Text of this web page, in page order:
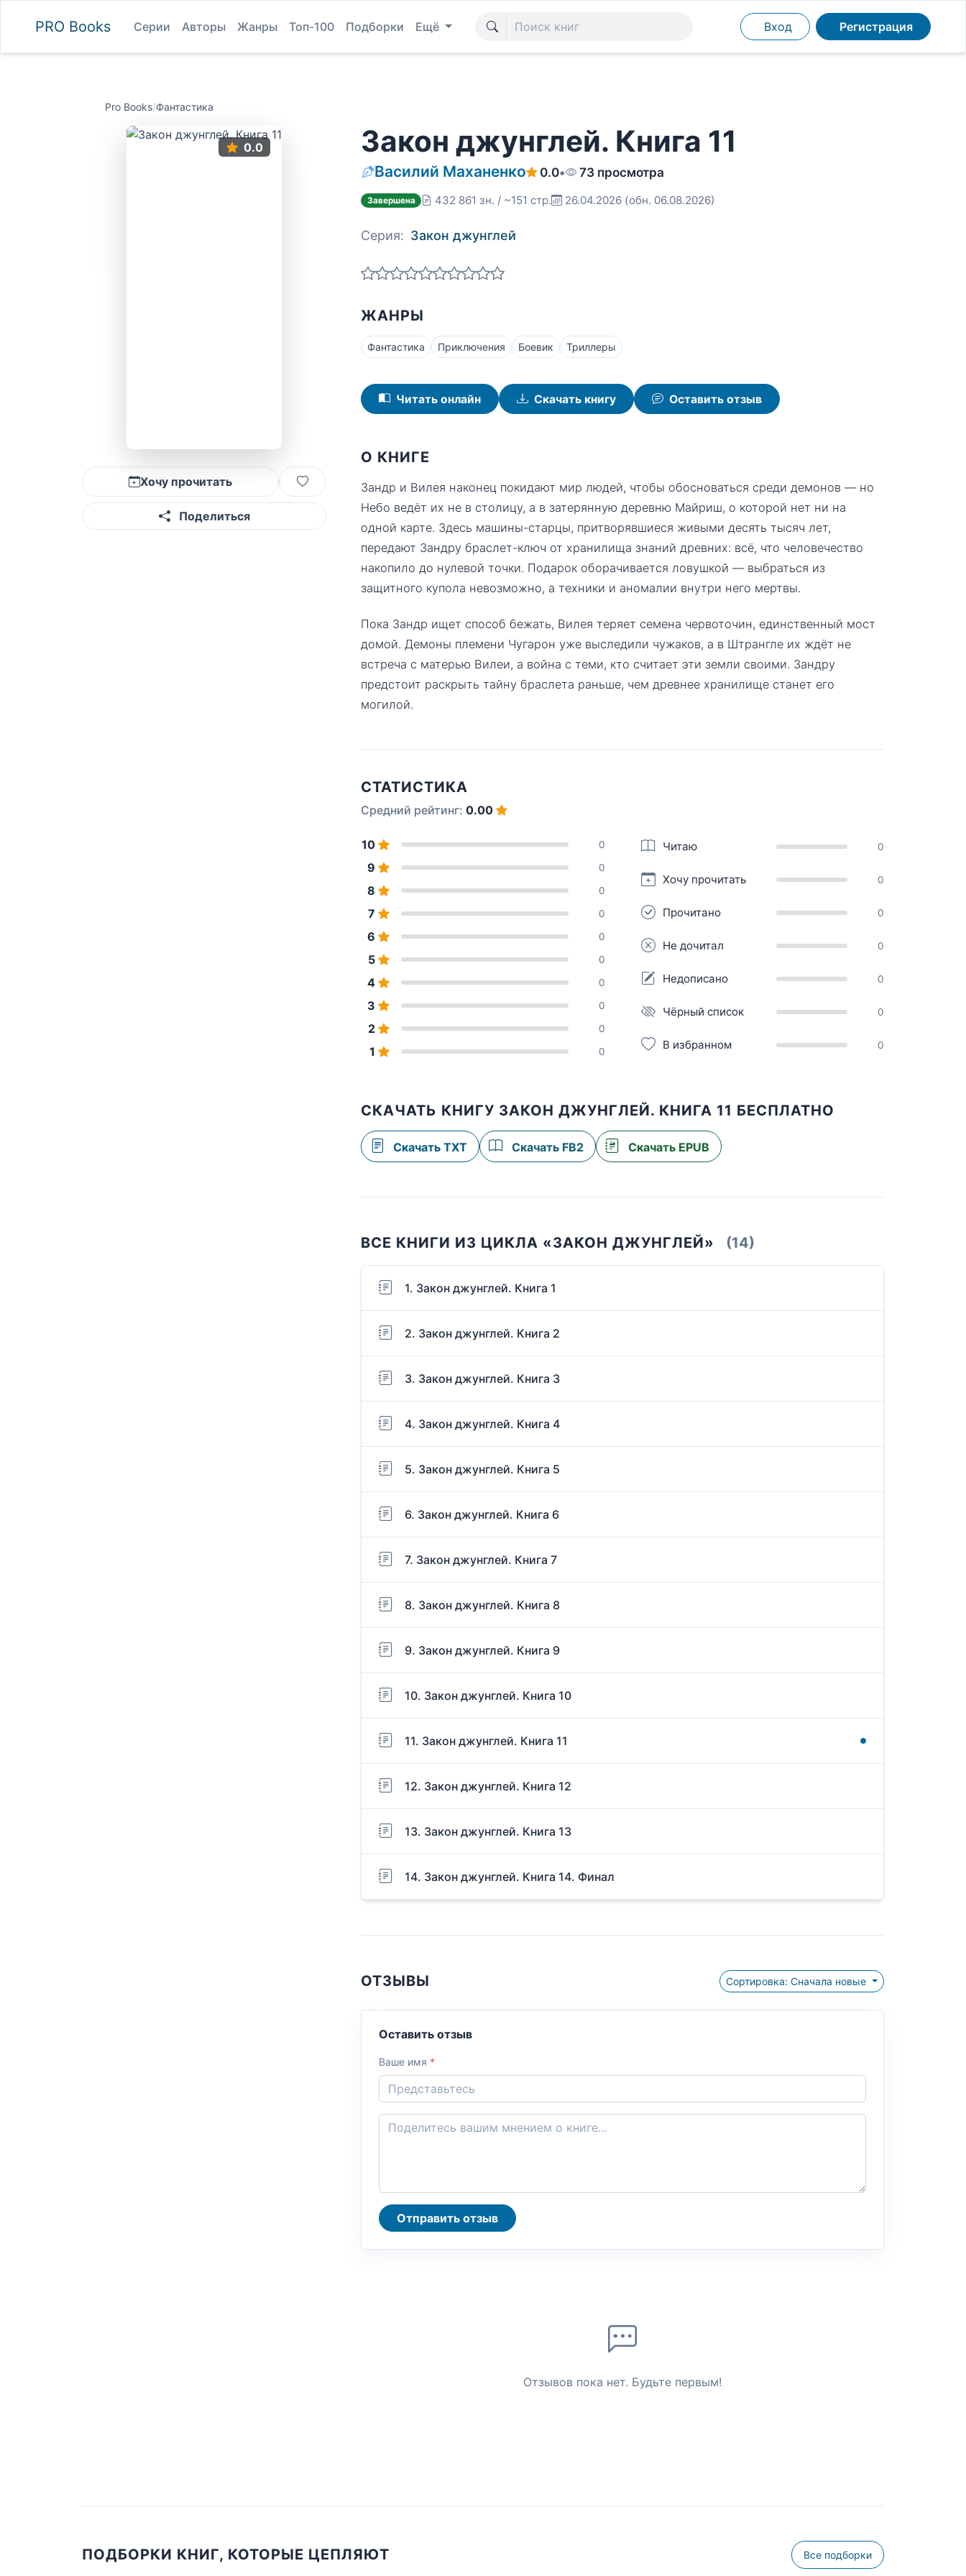
PRO Books Серии Авторы Жанры Топ-100 Подборки Ещё Вход Регистрация
Pro Books/Фантастика
0.0
Хочу прочитать
Поделиться
Закон джунглей. Книга 11
Василий Маханенко 0.0• 73 просмотра
Завершена 432 861 зн. / ~151 стр. 26.04.2026 (обн. 06.08.2026)
Серия: Закон джунглей
ЖАНРЫ
Фантастика Приключения Боевик Триллеры
Читать онлайн Скачать книгу Оставить отзыв
О КНИГЕ
Зандр и Вилея наконец покидают мир людей, чтобы обосноваться среди демонов — но
Небо ведёт их не в столицу, а в затерянную деревню Майриш, о которой нет ни на
одной карте. Здесь машины-старцы, притворявшиеся живыми десять тысяч лет,
передают Зандру браслет-ключ от хранилища знаний древних: всё, что человечество
накопило до нулевой точки. Подарок оборачивается ловушкой — выбраться из
защитного купола невозможно, а техники и аномалии внутри него мертвы.
Пока Зандр ищет способ бежать, Вилея теряет семена червоточин, единственный мост
домой. Демоны племени Чугарон уже выследили чужаков, а в Штрангле их ждёт не
встреча с матерью Вилеи, а война с теми, кто считает эти земли своими. Зандру
предстоит раскрыть тайну браслета раньше, чем древнее хранилище станет его
могилой.
СТАТИСТИКА
Средний рейтинг: 0.00
10 0
9 0
8 0
7 0
6 0
5 0
4 0
3 0
2 0
1 0
Читаю 0
Хочу прочитать 0
Прочитано 0
Не дочитал 0
Недописано 0
Чёрный список 0
В избранном 0
СКАЧАТЬ КНИГУ ЗАКОН ДЖУНГЛЕЙ. КНИГА 11 БЕСПЛАТНО
Скачать TXT Скачать FB2 Скачать EPUB
ВСЕ КНИГИ ИЗ ЦИКЛА «ЗАКОН ДЖУНГЛЕЙ» (14)
1. Закон джунглей. Книга 1
2. Закон джунглей. Книга 2
3. Закон джунглей. Книга 3
4. Закон джунглей. Книга 4
5. Закон джунглей. Книга 5
6. Закон джунглей. Книга 6
7. Закон джунглей. Книга 7
8. Закон джунглей. Книга 8
9. Закон джунглей. Книга 9
10. Закон джунглей. Книга 10
11. Закон джунглей. Книга 11
12. Закон джунглей. Книга 12
13. Закон джунглей. Книга 13
14. Закон джунглей. Книга 14. Финал
ОТЗЫВЫ Сортировка: Сначала новые
Оставить отзыв
Ваше имя *
Отправить отзыв
Отзывов пока нет. Будьте первым!
ПОДБОРКИ КНИГ, КОТОРЫЕ ЦЕПЛЯЮТ Все подборки